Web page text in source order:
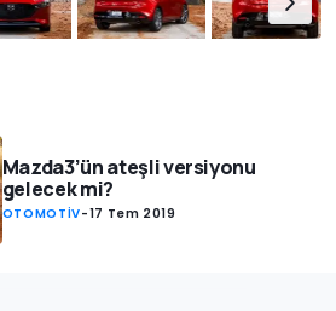
Mazda3’ün ateşli versiyonu
gelecek mi?
OTOMOTİV-17 Tem 2019